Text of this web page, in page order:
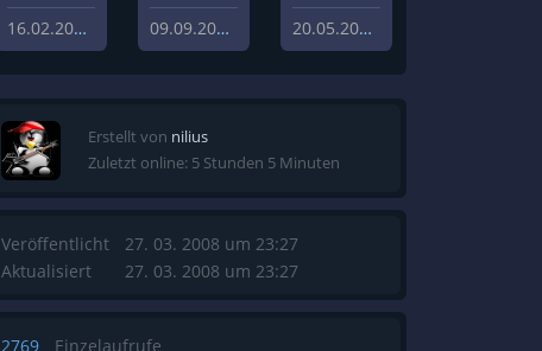
16.02.2021
09.09.2019
20.05.2013
Erstellt von nilius
Zuletzt online: 5 Stunden 5 Minuten
Veröffentlicht
Aktualisiert
27. 03. 2008 um 23:27
27. 03. 2008 um 23:27
2769 Einzelaufrufe